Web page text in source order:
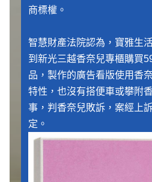
商標權。
智慧財產法院認為，寶雅生
到新光三越香奈兒專櫃購買
品，製作的廣告看版使用香
特性，也沒有搭便車或攀附
事，判香奈兒敗訴，案經上
定。